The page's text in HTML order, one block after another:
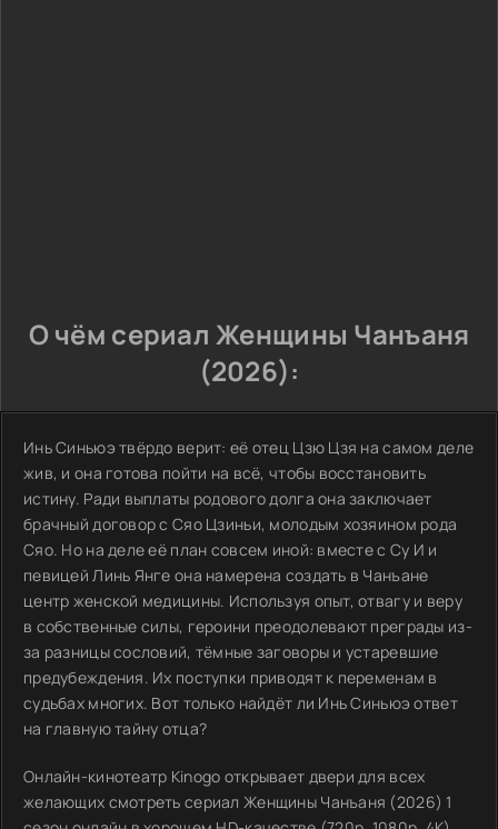
О чём сериал Женщины Чанъаня
(2026):
Инь Синьюэ твёрдо верит: её отец Цзю Цзя на самом деле
жив, и она готова пойти на всё, чтобы восстановить
истину. Ради выплаты родового долга она заключает
брачный договор с Сяо Цзиньи, молодым хозяином рода
Сяо. Но на деле её план совсем иной: вместе с Су И и
певицей Линь Янге она намерена создать в Чанъане
центр женской медицины. Используя опыт, отвагу и веру
в собственные силы, героини преодолевают преграды из-
за разницы сословий, тёмные заговоры и устаревшие
предубеждения. Их поступки приводят к переменам в
судьбах многих. Вот только найдёт ли Инь Синьюэ ответ
на главную тайну отца?
Онлайн-кинотеатр Kinogo открывает двери для всех
желающих смотреть сериал Женщины Чанъаня (2026) 1